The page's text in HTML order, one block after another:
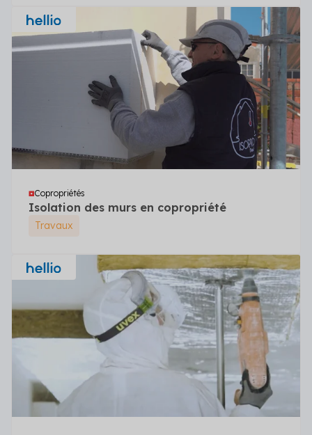
Copropriétés
Isolation des murs en copropriété
Travaux